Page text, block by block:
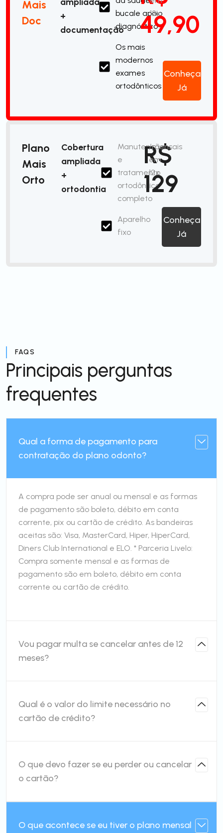
Mais
Doc
+
documentação
bucale apoio
diagnóstico
Os mais
modernos
exames
ortodônticos
49,90
12x
Conheça
Já
Plano
Mais
Orto
Cobertura
ampliada
+
ortodontia
Manutenção
e
tratamento
ortodôntico
completo
Aparelho
fixo
R$
129
/mensais
em
12x
Conheça
Já
FAQS
Principais perguntas
frequentes
Qual a forma de pagamento para
contratação do plano odonto?
A compra pode ser anual ou mensal e as formas
de pagamento são boleto, débito em conta
corrente, pix ou cartão de crédito. As bandeiras
aceitas são: Visa, MasterCard, Hiper, HiperCard,
Diners Club International e ELO. * Parceria Livelo:
Compra somente mensal e as formas de
pagamento são em boleto, débito em conta
corrente ou cartão de crédito.
Vou pagar multa se cancelar antes de 12
meses?
Qual é o valor do limite necessário no
cartão de crédito?
O que devo fazer se eu perder ou cancelar
o cartão?
O que acontece se eu tiver o plano mensal